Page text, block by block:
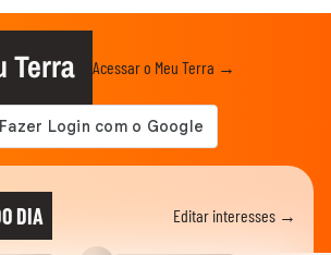
Terra Acessar o Meu Terra →
DIA Editar interesses →